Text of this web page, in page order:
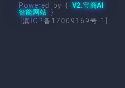
Powered by { V2.宝商AI
智能网站 }
[滇ICP备17009169号-1]